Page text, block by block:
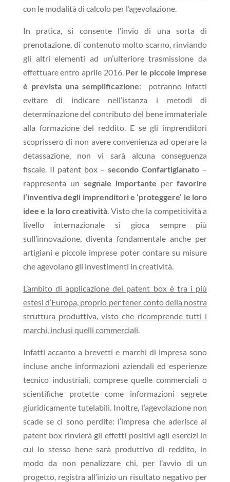
con le modalità di calcolo per l’agevolazione.
In pratica, si consente l’invio di una sorta di
prenotazione, di contenuto molto scarno, rinviando
gli altri elementi ad un’ulteriore trasmissione da
effettuare entro aprile 2016. Per le piccole imprese
è prevista una semplificazione: potranno infatti
evitare di indicare nell’istanza i metodi di
determinazione del contributo del bene immateriale
alla formazione del reddito. E se gli imprenditori
scoprissero di non avere convenienza ad operare la
detassazione, non vi sarà alcuna conseguenza
fiscale. Il patent box –secondo Confartigianato –
rappresenta un segnale importante perfavorire
l’inventiva degli imprenditori e ‘proteggere’ le loro
idee e la loro creatività. Visto che la competitività a
livello internazionale si gioca sempre più
sull’innovazione, diventa fondamentale anche per
artigiani e piccole imprese poter contare su misure
che agevolano gli investimenti in creatività.
L’ambito di applicazione del patent box è tra i più
estesi d’Europa, proprio per tener conto della nostra
struttura produttiva, visto che ricomprende tutti i
marchi, inclusi quelli commerciali.
Infatti accanto a brevetti e marchi di impresa sono
incluse anche informazioni aziendali ed esperienze
tecnico industriali, comprese quelle commerciali o
scientifiche protette come informazioni segrete
giuridicamente tutelabili. Inoltre, l’agevolazione non
scade se ci sono perdite: l’impresa che aderisce al
patent box rinvierà gli effetti positivi agli esercizi in
cui lo stesso bene sarà produttivo di reddito, in
modo da non penalizzare chi, per l’avvio di un
progetto, registra all’inizio un risultato negativo per